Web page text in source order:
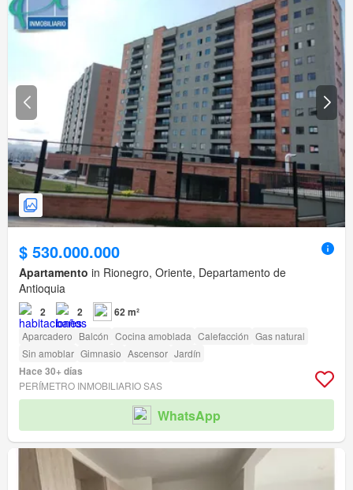
$ 530.000.000
Apartamento in Rionegro, Oriente, Departamento de
Antioquia
2 2 62 m²
Aparcadero Balcón Cocina amoblada Calefacción Gas natural
Sin amoblar Gimnasio Ascensor Jardín
Hace 30+ días
PERÍMETRO INMOBILIARIO SAS
WhatsApp